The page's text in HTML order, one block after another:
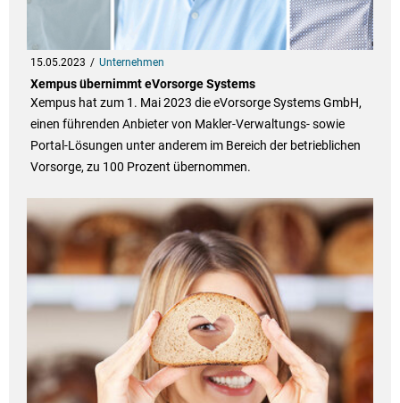
15.05.2023 Unternehmen
Xempus übernimmt eVorsorge Systems
Xempus hat zum 1. Mai 2023 die eVorsorge Systems GmbH,
einen führenden Anbieter von Makler-Verwaltungs- sowie
Portal-Lösungen unter anderem im Bereich der betrieblichen
Vorsorge, zu 100 Prozent übernommen.